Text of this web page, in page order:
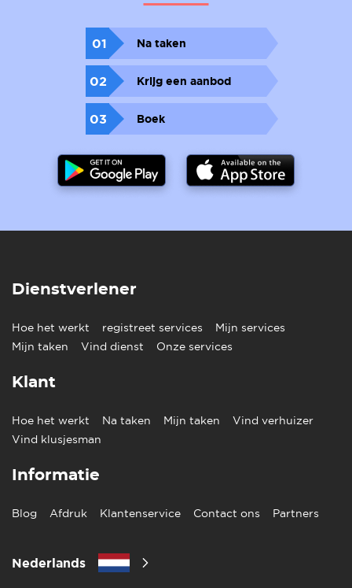
01 Na taken
02 Krijg een aanbod
03 Boek
Dienstverlener
Hoe het werkt registreet services
Mijn services
Mijn taken
Vind dienst Onze services
Klant
Hoe het werkt Na taken Mijn taken
Vind verhuizer
Vind klusjesman
Informatie
Blog Afdruk Klantenservice Contact ons Partners
Nederlands